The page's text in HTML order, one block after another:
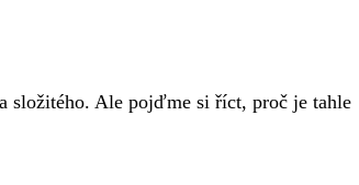
složitého. Ale pojďme si říct, proč je tahle